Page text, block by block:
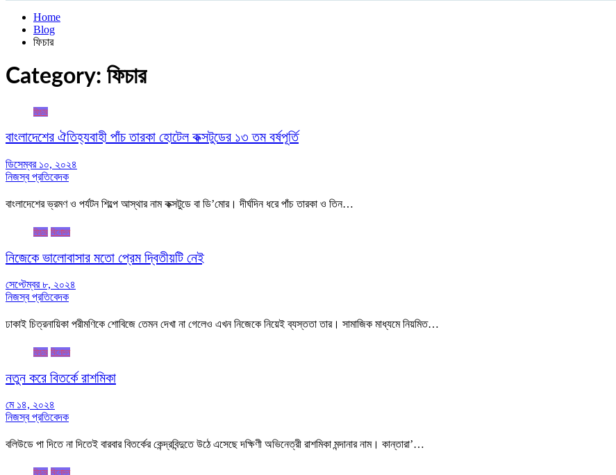
Home
Blog
ফিচার
Category: ফিচার
ফিচার
বাংলাদেশের ঐতিহ্যবাহী পাঁচ তারকা হোটেল কক্সটুডের ১৩ তম বর্ষপূর্তি
ডিসেম্বর ১০, ২০২৪
নিজস্ব প্রতিবেদক
বাংলাদেশের ভ্রমণ ও পর্যটন শিল্পে আস্থার নাম কক্সটুডে বা ডি’মোর। দীর্ঘদিন ধরে পাঁচ তারকা ও তিন…
ফিচার বিনোদন
নিজেকে ভালোবাসার মতো প্রেম দ্বিতীয়টি নেই
সেপ্টেম্বর ৮, ২০২৪
নিজস্ব প্রতিবেদক
ঢাকাই চিত্রনায়িকা পরীমণিকে শোবিজে তেমন দেখা না গেলেও এখন নিজেকে নিয়েই ব্যস্ততা তার। সামাজিক মাধ্যমে নিয়মিত…
ফিচার বিনোদন
নতুন করে বিতর্কে রাশমিকা
মে ১৪, ২০২৪
নিজস্ব প্রতিবেদক
বলিউডে পা দিতে না দিতেই বারবার বিতর্কের কেন্দ্রবিন্দুতে উঠে এসেছে দক্ষিণী অভিনেত্রী রাশমিকা মন্দানার নাম। কান্তারা’…
ফিচার বিনোদন